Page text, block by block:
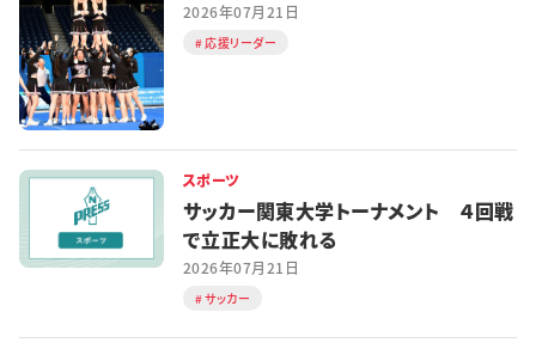
2026年07月21日
応援リーダー
スポーツ
サッカー関東大学トーナメント ４回戦
で立正大に敗れる
2026年07月21日
サッカー